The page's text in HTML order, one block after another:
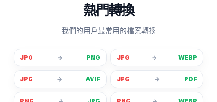
熱門轉換
我們的用戶最常用的檔案轉換
JPG → PNG JPG → WEBP
JPG → AVIF JPG → PDF